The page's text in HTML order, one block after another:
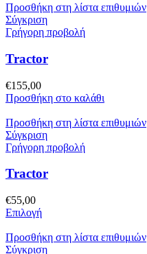
Προσθήκη στη λίστα επιθυμιών
Σύγκριση
Γρήγορη προβολή
Tractor
€155,00
Προσθήκη στο καλάθι
Προσθήκη στη λίστα επιθυμιών
Σύγκριση
Γρήγορη προβολή
Tractor
€55,00
ΕπιλογήΑυτό
προϊόν
έχει
Προσθήκη στη λίστα επιθυμιών
Σύγκριση